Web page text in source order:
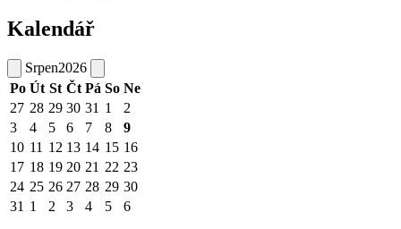
Kalendář
Srpen2026
Po Út St Čt Pá So Ne
27 28 29 30 31 1
2
3
4 5 6 7 8
9
10 11 12 13 14 15 16
17 18 19 20 21 22 23
24 25 26 27 28 29 30
31 1 2 3 4 5 6